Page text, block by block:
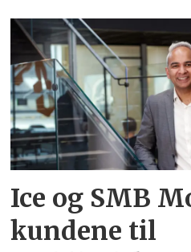
Ice og SMB
kundene til